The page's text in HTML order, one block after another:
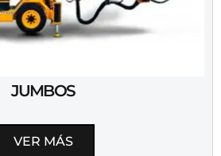
JUMBOS
VER MÁS